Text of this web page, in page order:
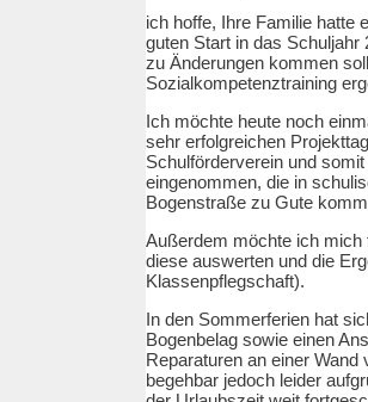
ich hoffe, Ihre Familie hatte
guten Start in das Schuljahr
zu Änderungen kommen
Sozialkompetenztraining
Ich möchte heute noch
sehr erfolgreichen
Schulförderverein und
eingenommen, die in
Bogenstraße zu Gute
Außerdem möchte ich mich
diese auswerten und die
Klassenpflegschaft).
In den Sommerferien hat
Bogenbelag sowie einen
Reparaturen an einer
begehbar jedoch leider